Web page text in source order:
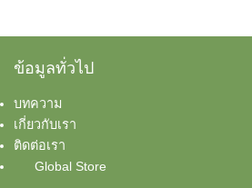
ข้อมูลทั่วไป
บทความ
เกี่ยวกับเรา
ติดต่อเรา
Global Store